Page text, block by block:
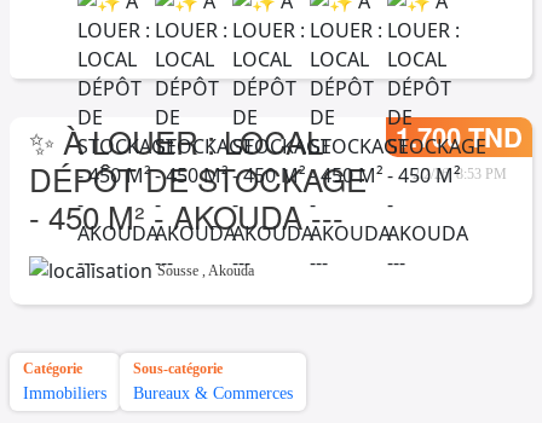
✨ À LOUER : LOCAL
DÉPÔT DE STOCKAGE
- 450 M² - AKOUDA ---
1.700 TND
2/2/26, 8:53 PM
Sousse , Akouda
Catégorie
Immobiliers
Sous-catégorie
Bureaux & Commerces